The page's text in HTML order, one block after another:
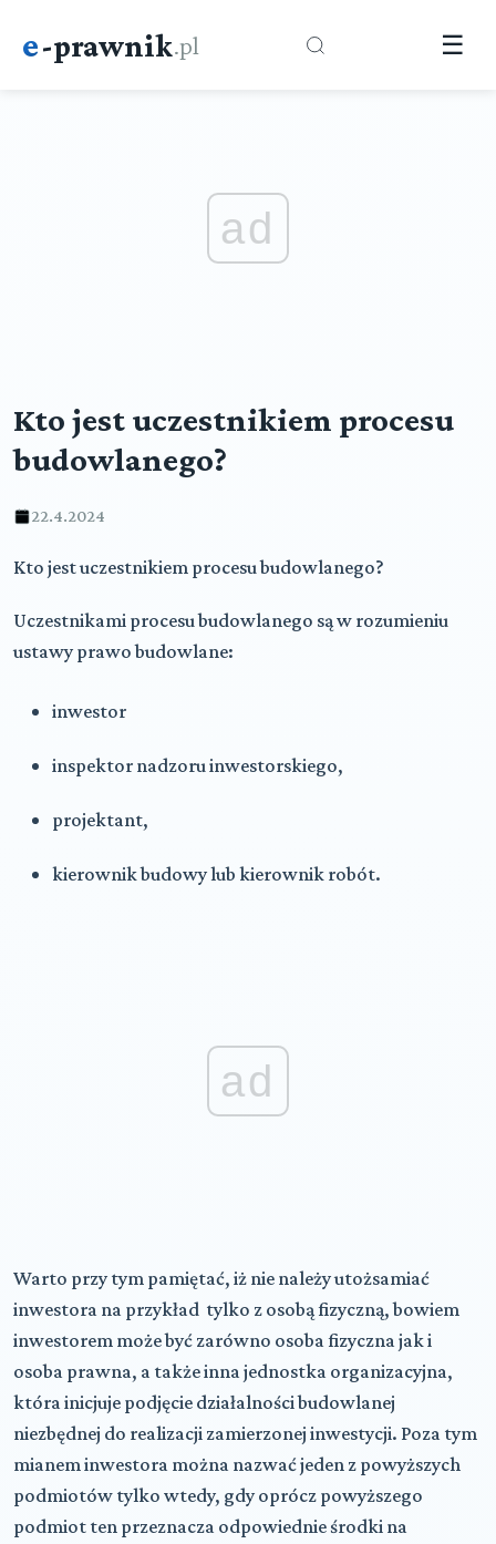
e-prawnik.pl ☰
ad
Kto jest uczestnikiem procesu
budowlanego?
22.4.2024
Kto jest uczestnikiem procesu budowlanego?
Uczestnikami procesu budowlanego są w rozumieniu
ustawy prawo budowlane:
inwestor
inspektor nadzoru inwestorskiego,
projektant,
kierownik budowy lub kierownik robót.
ad
Warto przy tym pamiętać, iż nie należy utożsamiać
inwestora na przykład tylko z osobą fizyczną, bowiem
inwestorem może być zarówno osoba fizyczna jak i
osoba prawna, a także inna jednostka organizacyjna,
która inicjuje podjęcie działalności budowlanej
niezbędnej do realizacji zamierzonej inwestycji. Poza tym
mianem inwestora można nazwać jeden z powyższych
podmiotów tylko wtedy, gdy oprócz powyższego
podmiot ten przeznacza odpowiednie środki na